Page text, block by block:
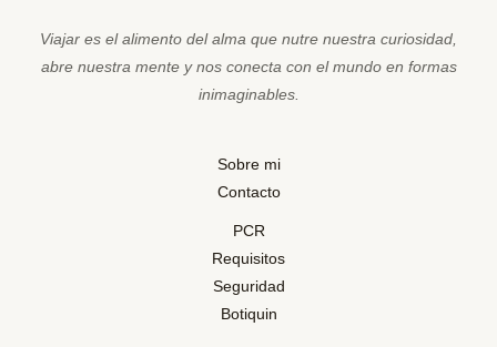
Viajar es el alimento del alma que nutre nuestra curiosidad,
abre nuestra mente y nos conecta con el mundo en formas
inimaginables.
Sobre mi
Contacto
PCR
Requisitos
Seguridad
Botiquin